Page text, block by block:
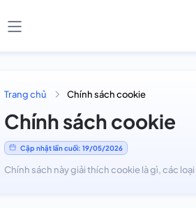
Trang chủ Chính sách cookie
Chính sách cookie
Cập nhật lần cuối: 19/05/2026
Chính sách này giải thích cookie là gì, các